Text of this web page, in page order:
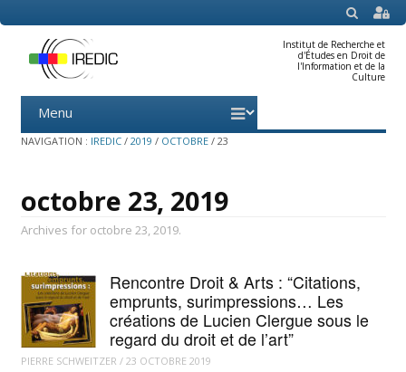
SEARCH
Institut de Recherche et
d'Études en Droit de
l'Information et de la
Culture
Menu
content
NAVIGATION : IREDIC / 2019 / OCTOBRE / 23
octobre 23, 2019
Archives for octobre 23, 2019.
Rencontre Droit & Arts : “Citations,
emprunts, surimpressions… Les
créations de Lucien Clergue sous le
regard du droit et de l’art”
PIERRE SCHWEITZER / 23 OCTOBRE 2019